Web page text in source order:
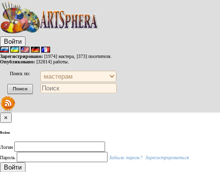
Войти
Зарегистрировано: [1974] мастера, [373] посетителя.
Опубликовано: [32814] работы.
Поиск по:
×
Войти
Логин
Пароль
Забыли пароль? Зарегистрироваться
Войти